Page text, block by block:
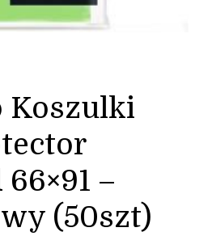
Koszulki
–
(50szt)